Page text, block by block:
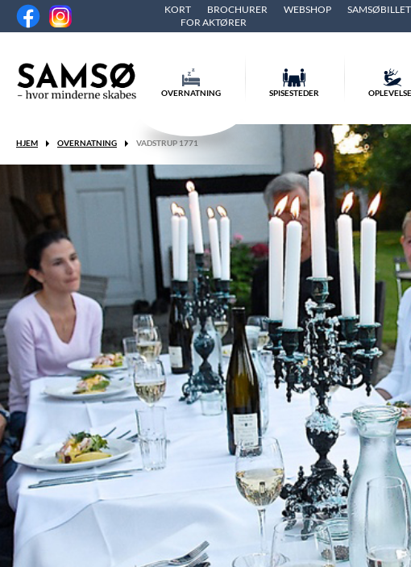
KORT BROCHURER WEBSHOP
FOR AKTØRER
OVERNATNING SPISESTEDER
HJEM OVERNATNING VADSTRUP 1771
og Turistcenter